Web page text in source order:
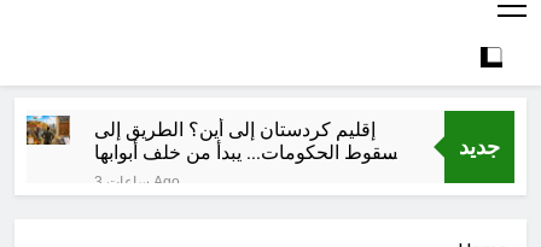
جديد
إقليم كردستان إلى أين؟ الطريق إلى
سقوط الحكومات… يبدأ من خلف أبوابها
المغلقة 3 ساعات Ago